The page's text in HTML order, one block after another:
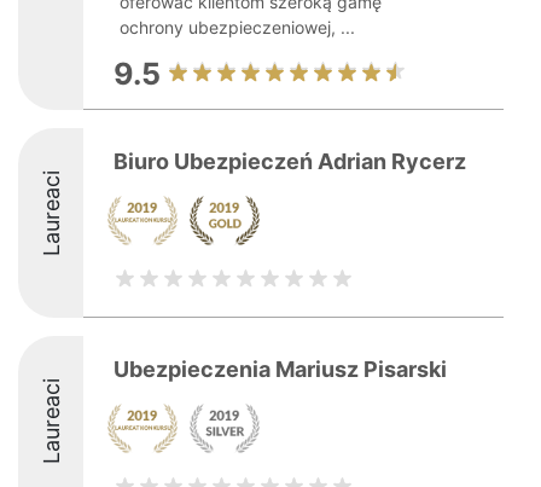
ochrony ubezpieczeniowej, ...
9.5
Laureaci
Biuro Ubezpieczeń Adrian Rycerz
Laureaci
Ubezpieczenia Mariusz Pisarski